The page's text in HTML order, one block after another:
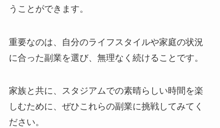
うことができます。
重要なのは、自分のライフスタイルや家庭の状況
に合った副業を選び、無理なく続けることです。
家族と共に、スタジアムでの素晴らしい時間を楽
しむために、ぜひこれらの副業に挑戦してみてく
ださい。